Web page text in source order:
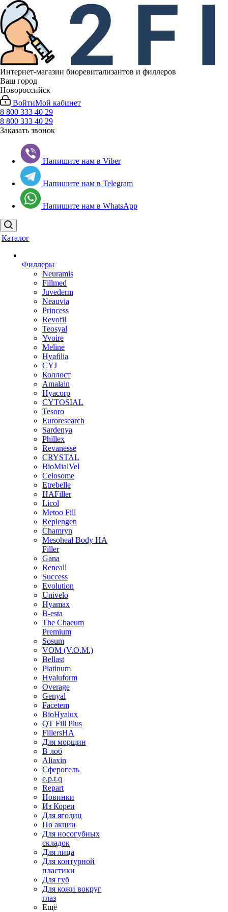
Интернет-магазин биоревитализантов и филлеров
Ваш город
Новороссийск
ВойтиМой кабинет
8 800 333 40 29
8 800 333 40 29
Заказать звонок
Напишите нам в Viber
Напишите нам в Telegram
Напишите нам в WhatsApp
Каталог
Филлеры
Neuramis
Fillmed
Juvederm
Neauvia
Princess
Revofil
Teosyal
Yvoire
Meline
Hyafilia
CYJ
Коллост
Amalain
Hyacorp
CYTOSIAL
Tesoro
Euroresearch
Sardenya
Phillex
Revanesse
CRYSTAL
BioMialVel
Celosome
Etrebelle
HAFiller
Licol
Metoo Fill
Replengen
Chamryn
Mesoheal Body HA
Filler
Gana
Reneall
Success
Evolution
Univelo
Hyamax
B-esta
The Chaeum
Premium
Sosum
VOM (V.O.M.)
Bellast
Platinum
Hyaluform
Overage
Genyal
Facetem
BioHyalux
QT Fill Plus
FillersHA
Для морщин
В лоб
Aliaxin
Сферогель
e.p.t.q
Repart
Новинки
Из Кореи
Для ягодиц
По акции
Для носогубных
складок
Для лица
Для контурной
пластики
Для губ
Для кожи вокруг
глаз
Ещё